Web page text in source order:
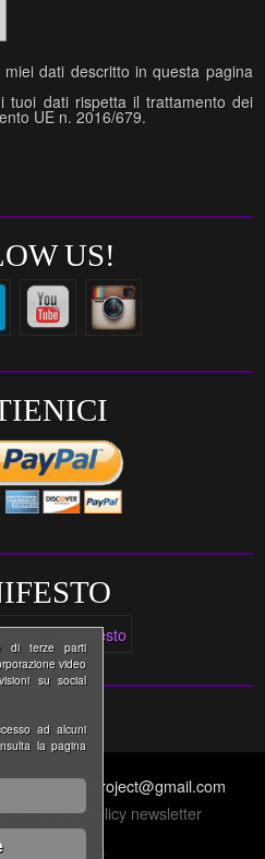
dati descritto in questa pagina
tuoi dati rispetta il trattamento dei
UE n. 2016/679.
US!
|Privacy Policy newsletter
THE TOP ↑
di terze parti
video
su social
ad alcuni
la pagina